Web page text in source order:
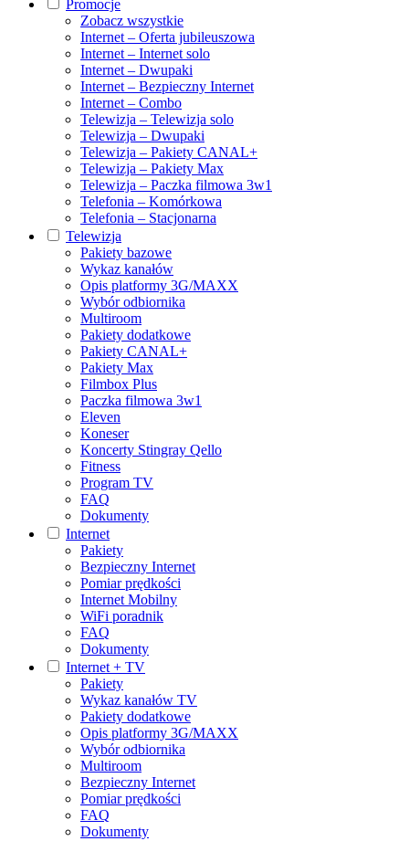
Promocje
Zobacz wszystkie
Internet – Oferta jubileuszowa
Internet – Internet solo
Internet – Dwupaki
Internet – Bezpieczny Internet
Internet – Combo
Telewizja – Telewizja solo
Telewizja – Dwupaki
Telewizja – Pakiety CANAL+
Telewizja – Pakiety Max
Telewizja – Paczka filmowa 3w1
Telefonia – Komórkowa
Telefonia – Stacjonarna
Telewizja
Pakiety bazowe
Wykaz kanałów
Opis platformy 3G/MAXX
Wybór odbiornika
Multiroom
Pakiety dodatkowe
Pakiety CANAL+
Pakiety Max
Filmbox Plus
Paczka filmowa 3w1
Eleven
Koneser
Koncerty Stingray Qello
Fitness
Program TV
FAQ
Dokumenty
Internet
Pakiety
Bezpieczny Internet
Pomiar prędkości
Internet Mobilny
WiFi poradnik
FAQ
Dokumenty
Internet + TV
Pakiety
Wykaz kanałów TV
Pakiety dodatkowe
Opis platformy 3G/MAXX
Wybór odbiornika
Multiroom
Bezpieczny Internet
Pomiar prędkości
FAQ
Dokumenty